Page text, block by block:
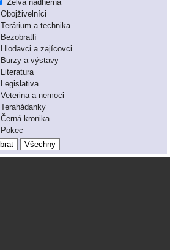
Želva nádherná
Obojživelníci
Terárium a technika
Bezobratlí
Hlodavci a zajícovci
Burzy a výstavy
Literatura
Legislativa
Veterina a nemoci
Terahádanky
Černá kronika
Pokec